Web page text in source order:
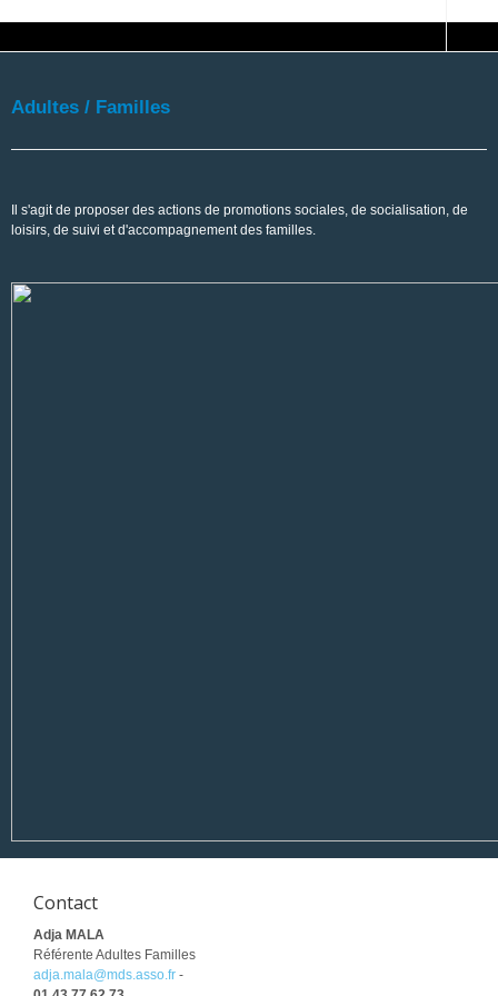
Adultes / Familles
Il s'agit de proposer des actions de promotions sociales, de socialisation, de
loisirs, de suivi et d'accompagnement des familles.
Contact
Adja MALA
Référente Adultes Familles
adja.mala@mds.asso.fr -